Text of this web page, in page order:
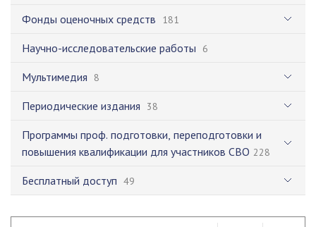
Фонды оценочных средств 181
Научно-исследовательские работы 6
Мультимедия 8
Периодические издания 38
Программы проф. подготовки, переподготовки и
повышения квалификации для участников СВО 228
Бесплатный доступ 49